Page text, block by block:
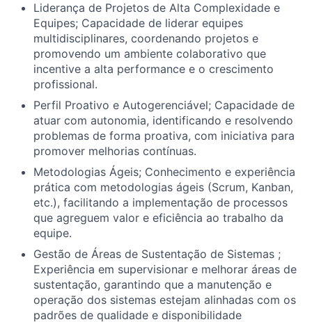
Liderança de Projetos de Alta Complexidade e
Equipes; Capacidade de liderar equipes
multidisciplinares, coordenando projetos e
promovendo um ambiente colaborativo que
incentive a alta performance e o crescimento
profissional.
Perfil Proativo e Autogerenciável; Capacidade de
atuar com autonomia, identificando e resolvendo
problemas de forma proativa, com iniciativa para
promover melhorias contínuas.
Metodologias Ágeis; Conhecimento e experiência
prática com metodologias ágeis (Scrum, Kanban,
etc.), facilitando a implementação de processos
que agreguem valor e eficiência ao trabalho da
equipe.
Gestão de Áreas de Sustentação de Sistemas ;
Experiência em supervisionar e melhorar áreas de
sustentação, garantindo que a manutenção e
operação dos sistemas estejam alinhadas com os
padrões de qualidade e disponibilidade